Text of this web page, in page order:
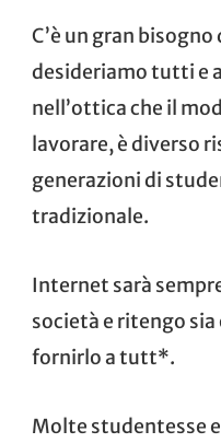
C’è un gran
desideriamo tutti e
nell’ottica che il
lavorare, è diverso
generazioni di
tradizionale.
Internet sarà
società e ritengo
fornirlo a tutt*.
Molte studentesse